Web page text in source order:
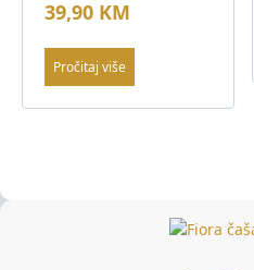
39,90 KM
Pročitaj više